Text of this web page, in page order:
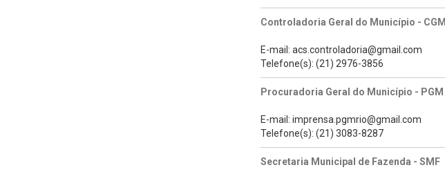
Controladoria Geral do Município - CGM
E-mail: acs.controladoria@gmail.com
Telefone(s): (21) 2976-3856
Procuradoria Geral do Município - PGM
E-mail: imprensa.pgmrio@gmail.com
Telefone(s): (21) 3083-8287
Secretaria Municipal de Fazenda - SMF